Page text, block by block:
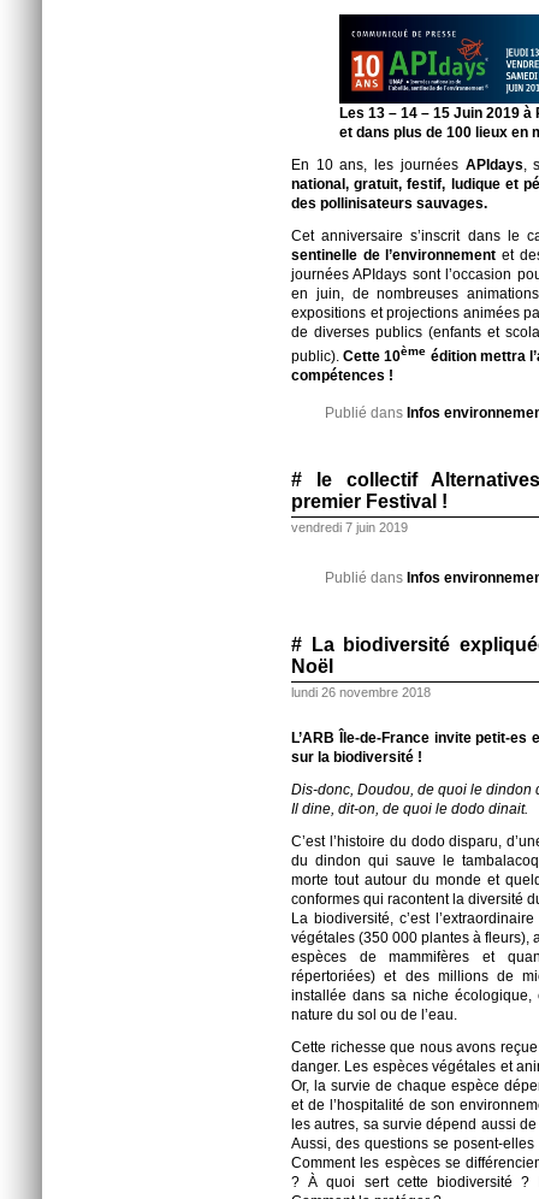
Les 13 – 14 – 15 Juin 2019 à
et dans plus de 100 lieux en
En 10 ans, les journéesAPIdays,
national, gratuit, festif, ludique et
des pollinisateurs sauvages.
Cet anniversaire s’inscrit dans le
sentinelle de l’environnement et
journées APIdays sont l’occasion
en juin, de nombreuses
expositions et projections animées
de diverses publics (enfants et
public). Cette 10ème édition mettra
compétences !
Publié dans Infos
# le collectif
premier Festival !
vendredi 7 juin 2019
Publié dans Infos
# La biodiversité
Noël
lundi 26 novembre 2018
L’ARB Île-de-France invite petit-
sur la biodiversité !
Dis-donc, Doudou, de quoi le dindon
Il dine, dit-on, de quoi le dodo dinait.
C’est l’histoire du dodo disparu,
du dindon qui sauve le
morte tout autour du monde et
conformes qui racontent la diversité
La biodiversité, c’est
végétales (350 000 plantes à fleurs),
espèces de mammifères et
répertoriées) et des millions de
installée dans sa niche
nature du sol ou de l’eau.
Cette richesse que nous avons
danger. Les espèces végétales et
Or, la survie de chaque espèce
et de l’hospitalité de son
les autres, sa survie dépend aussi
Aussi, des questions se posent-
Comment les espèces se
? À quoi sert cette biodiversité ?